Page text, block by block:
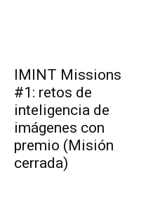
IMINT Missions
#1: retos de
inteligencia de
imágenes con
premio (Misión
cerrada)